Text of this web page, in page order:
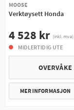
MOOSE
Verktøysett Honda
4 528 kr (inkl. mva)
MIDLERTIDIG UTE
OVERVÅKE
MER INFORMASJON